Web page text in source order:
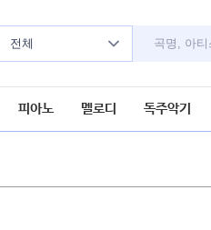
전체
피아노 멜로디 독주악기